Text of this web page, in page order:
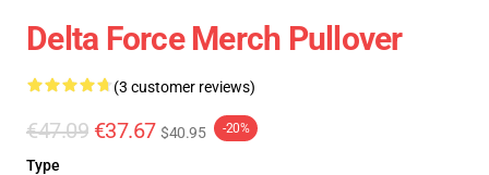
Delta Force Merch Pullover
(3 customer reviews)
€47.09 €37.67 $40.95 -20%
Type